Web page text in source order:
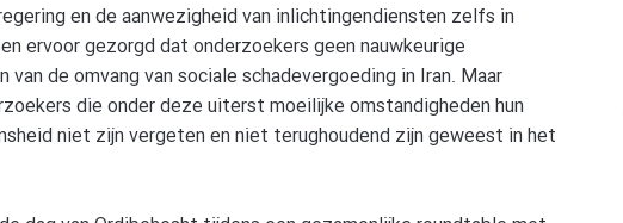
en de aanwezigheid van inlichtingendiensten zelfs in
ervoor gezorgd dat onderzoekers geen nauwkeurige
de omvang van sociale schadevergoeding in Iran. Maar
die onder deze uiterst moeilijke omstandigheden hun
niet zijn vergeten en niet terughoudend zijn geweest in het